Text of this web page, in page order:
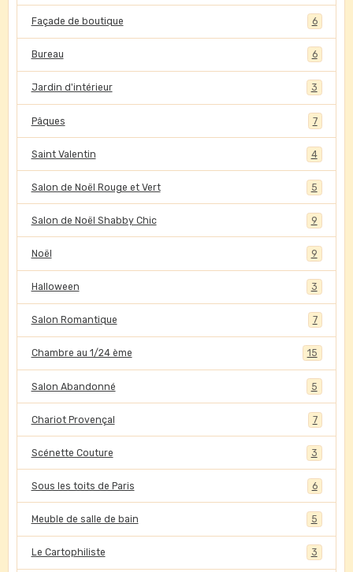
Façade de boutique 6
Bureau 6
Jardin d'intérieur 3
Pâques 7
Saint Valentin 4
Salon de Noël Rouge et Vert 5
Salon de Noël Shabby Chic 9
Noël 9
Halloween 3
Salon Romantique 7
Chambre au 1/24 ème 15
Salon Abandonné 5
Chariot Provençal 7
Scénette Couture 3
Sous les toits de Paris 6
Meuble de salle de bain 5
Le Cartophiliste 3